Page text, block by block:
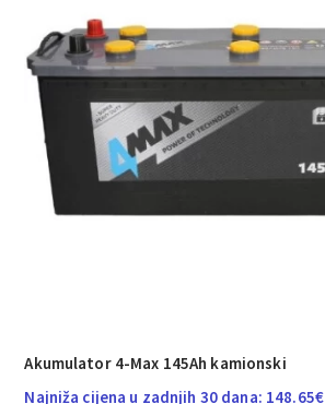
Akumulator 4-Max 145Ah kamionski
Najniža cijena u zadnjih 30 dana: 148.65€